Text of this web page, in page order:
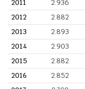
2011
2.936
2012
2.882
2013
2.893
2014
2.903
2015
2.882
2016
2.852